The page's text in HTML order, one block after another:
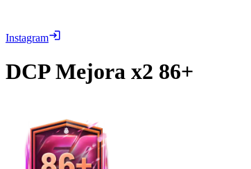
Instagram
DCP Mejora x2 86+